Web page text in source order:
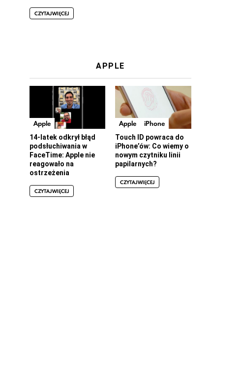
CZYTAJ WIĘCEJ
APPLE
Apple
14-latek odkrył błąd
podsłuchiwania w
FaceTime: Apple nie
reagowało na
ostrzeżenia
CZYTAJ WIĘCEJ
Apple iPhone
Touch ID powraca do
iPhone’ów: Co wiemy o
nowym czytniku linii
papilarnych?
CZYTAJ WIĘCEJ